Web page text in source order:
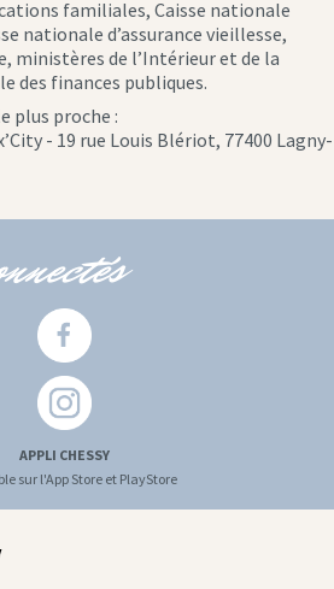
familiales, Caisse nationale
nationale d’assurance vieillesse,
ministères de l’Intérieur et de la
des finances publiques.
plus proche :
- 19 rue Louis Blériot, 77400 Lagny-
APPLI CHESSY
sur l'App Store et PlayStore